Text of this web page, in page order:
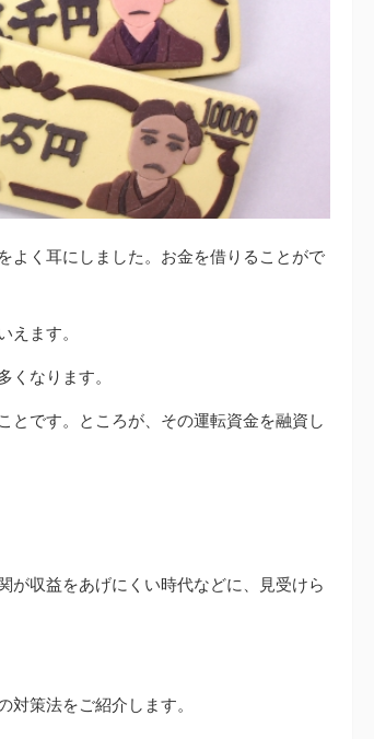
よく耳にしました。お金を借りることがで
ます。
なります。
とです。ところが、その運転資金を融資し
が収益をあげにくい時代などに、見受けら
策法をご紹介します。